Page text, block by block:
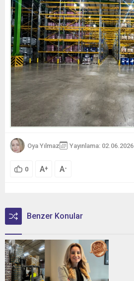
Oya Yılmaz Yayınlama: 02.06.2026
0 A+ A-
Benzer Konular